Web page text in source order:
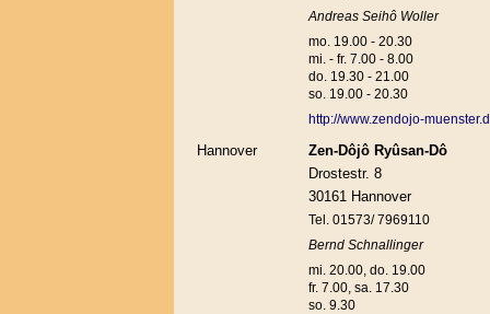
Andreas Seihô Woller
mo. 19.00 - 20.30
mi. - fr. 7.00 - 8.00
do. 19.30 - 21.00
so. 19.00 - 20.30
http://www.zendojo-
Hannover
Zen-Dôjô Ryûsan-Dô
Drostestr. 8
30161 Hannover
Tel. 01573/ 7969110
Bernd Schnallinger
mi. 20.00, do. 19.00
fr. 7.00, sa. 17.30
so. 9.30